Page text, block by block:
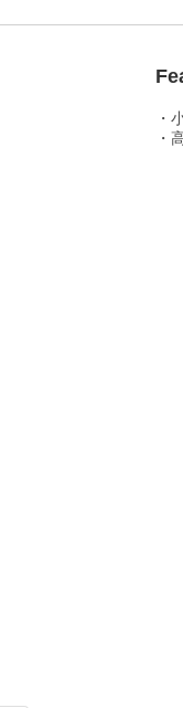
・
・